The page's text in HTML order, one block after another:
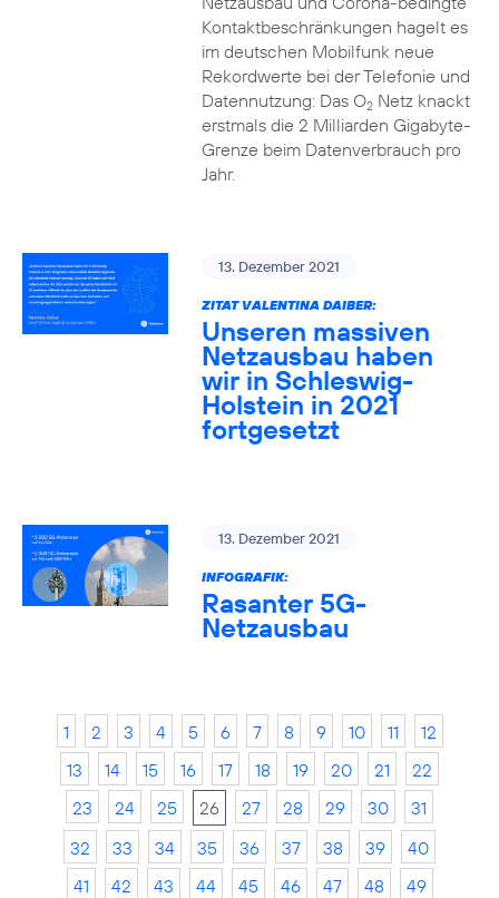
Kontaktbeschränkungen hagelt es
im deutschen Mobilfunk neue
Rekordwerte bei der Telefonie und
Datennutzung: Das O2Netz knackt
erstmals die 2 Milliarden Gigabyte-
Grenze beim Datenverbrauch pro
Jahr.
13. Dezember 2021
ZITAT VALENTINA DAIBER:
Unseren massiven
Netzausbau haben
wir in Schleswig-
Holstein in 2021
fortgesetzt
13. Dezember 2021
INFOGRAFIK:
Rasanter 5G-
Netzausbau
1 2 3 4 5 6 7 8 9 10 11
12
13
14 15 16 17 18 19 20 21
22
23
24 25 26 27 28 29 30
31
32
33 34 35 36 37 38 39
40
41
42 43 44 45 46 47 48
49